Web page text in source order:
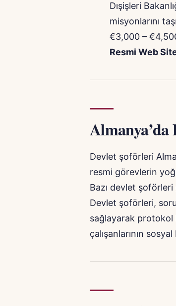
Dışişleri
misyonlarını
€3,000 –
Resmi Web
Almanya’da
Devlet şoförleri
resmi görevlerin
Bazı devlet
Devlet şoförleri,
sağlayarak protokol
çalışanlarının